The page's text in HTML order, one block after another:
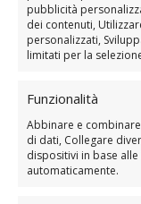
pubblicità
dei contenuti,
personalizzati,
limitati per la
Funzionalità
Abbinare e
di dati, Collegare
dispositivi in base
automaticamente.
La